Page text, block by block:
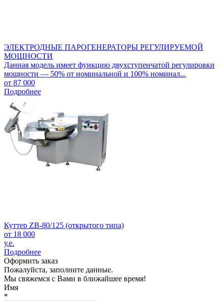
ЭЛЕКТРОДНЫЕ ПАРОГЕНЕРАТОРЫ РЕГУЛИРУЕМОЙ
МОЩНОСТИ
Данная модель имеет функцию двухступенчатой регулировки
мощности — 50% от номинальной и 100% номинал...
от 87 000
Подробнее
Куттер ZB-80/125 (открытого типа)
от 18 000
у.е.
Подробнее
Оформить заказ
Пожалуйста, заполните данные.
Мы свяжемся с Вами в ближайшее время!
Имя
*